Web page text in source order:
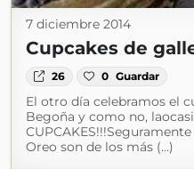
7 diciembre 2014
Cupcakes de
26 0 Guardar
El otro día celebramos el
Begoña y como no,
Oreo son de los más (...)